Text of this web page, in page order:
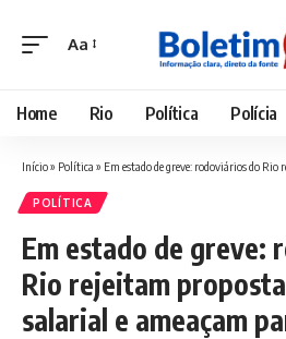
Font
Aa
Home Rio Política Polícia
Início» Política » Em estado de greve: rodoviários do Rio rejeitam
POLÍTICA
Em estado de greve:
Rio rejeitam
salarial e ameaçam